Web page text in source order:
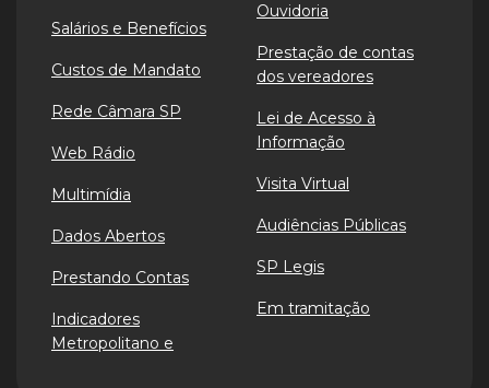
Salários e Benefícios
Custos de Mandato
Rede Câmara SP
Web Rádio
Multimídia
Dados Abertos
Prestando Contas
Indicadores
Metropolitano e
Ouvidoria
Prestação de contas
dos vereadores
Lei de Acesso à
Informação
Visita Virtual
Audiências Públicas
SP Legis
Em tramitação